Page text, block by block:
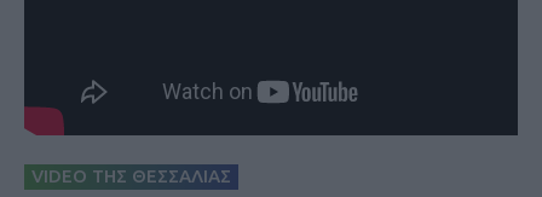
VIDEO ΤΗΣ ΘΕΣΣΑΛΙΑΣ